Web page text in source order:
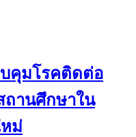
คุมโรคติดต่อ
ถานศึกษาใน
หม่